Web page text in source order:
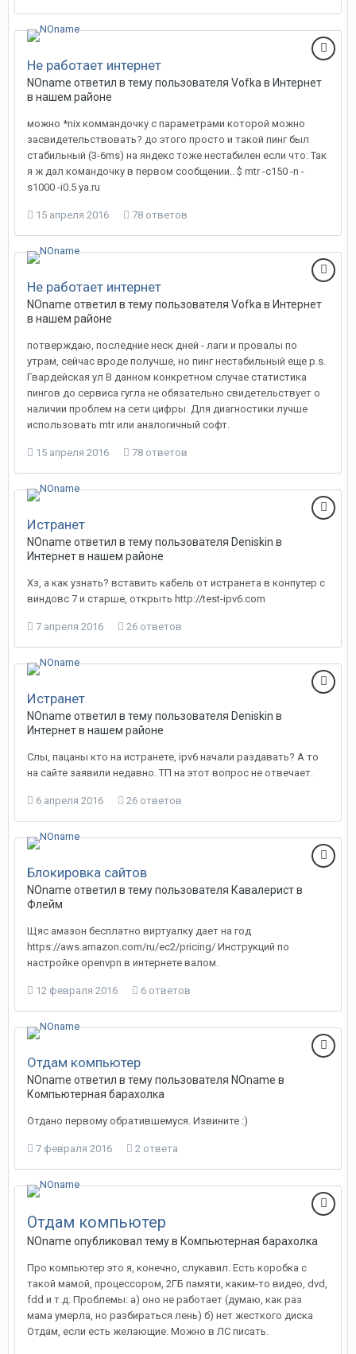
Не работает интернет
NOname ответил в тему пользователя Vofka в Интернет
в нашем районе
можно *nix коммандочку с параметрами которой можно
засвидетельствовать? до этого просто и такой пинг был
стабильный (3-6ms) на яндекс тоже нестабилен если что: Так
я ж дал командочку в первом сообщении.. $ mtr -c150 -n -
s1000 -i0.5 ya.ru
15 апреля 2016 78 ответов
Не работает интернет
NOname ответил в тему пользователя Vofka в Интернет
в нашем районе
потверждаю, последние неск дней - лаги и провалы по
утрам, сейчас вроде получше, но пинг нестабильный еще p.s.
Гвардейская ул В данном конкретном случае статистика
пингов до сервиса гугла не обязательно свидетельствует о
наличии проблем на сети цифры. Для диагностики лучше
использовать mtr или аналогичный софт.
15 апреля 2016 78 ответов
Истранет
NOname ответил в тему пользователя Deniskin в
Интернет в нашем районе
Хз, а как узнать? вставить кабель от истранета в конпутер с
виндовс 7 и старше, открыть http://test-ipv6.com
7 апреля 2016 26 ответов
Истранет
NOname ответил в тему пользователя Deniskin в
Интернет в нашем районе
Слы, пацаны кто на истранете, ipv6 начали раздавать? А то
на сайте заявили недавно. ТП на этот вопрос не отвечает.
6 апреля 2016 26 ответов
Блокировка сайтов
NOname ответил в тему пользователя Кавалериств
Флейм
Щяс амазон бесплатно виртуалку дает на год
https://aws.amazon.com/ru/ec2/pricing/ Инструкций по
настройке openvpn в интернете валом.
12 февраля 2016 6 ответов
Отдам компьютер
NOname ответил в тему пользователя NOname в
Компьютерная барахолка
Отдано первому обратившемуся. Извините :)
7 февраля 2016 2 ответа
Отдам компьютер
NOname опубликовал тему в Компьютерная барахолка
Про компьютер это я, конечно, слукавил. Есть коробка с
такой мамой, процессором, 2ГБ памяти, каким-то видео, dvd,
fdd и т.д. Проблемы: а) оно не работает (думаю, как раз
мама умерла, но разбираться лень) б) нет жесткого диска
Отдам, если есть желающие. Можно в ЛС писать.